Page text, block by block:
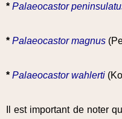
* Palaeocastor
* Palaeocastor magnus
* Palaeocastor wahlerti
Il est important de noter